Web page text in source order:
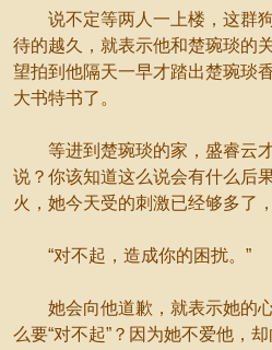
说不定等两人一上楼，这群狗
待的越久，就表示他和楚琬琰的
望拍到他隔天一早才踏出楚琬琰
大书特书了。
等进到楚琬琰的家，盛睿云才
说？你该知道这么说会有什么后
火，她今天受的刺激已经够多了
“对不起，造成你的困扰。”
她会向他道歉，就表示她的心
么要“对不起”？因为她不爱他，